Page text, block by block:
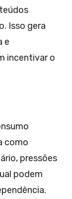
Isso gera
e
incentivar o
como
pressões
podem